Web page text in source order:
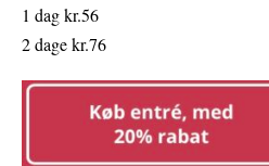
1 dag kr.56
2 dage kr.76